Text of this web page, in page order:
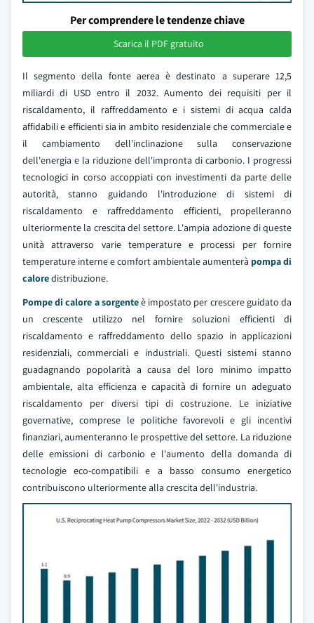
Per comprendere le tendenze chiave
Scarica il PDF gratuito
Il segmento della fonte aerea è destinato a superare 12,5
miliardi di USD entro il 2032. Aumento dei requisiti per il
riscaldamento, il raffreddamento e i sistemi di acqua calda
affidabili e efficienti sia in ambito residenziale che commerciale e
il cambiamento dell'inclinazione sulla conservazione
dell'energia e la riduzione dell'impronta di carbonio. I progressi
tecnologici in corso accoppiati con investimenti da parte delle
autorità, stanno guidando l'introduzione di sistemi di
riscaldamento e raffreddamento efficienti, propelleranno
ulteriormente la crescita del settore. L'ampia adozione di queste
unità attraverso varie temperature e processi per fornire
temperature interne e comfort ambientale aumenterà pompa di
caloredistribuzione.
Pompe di calore a sorgenteè impostato per crescere guidato da
un crescente utilizzo nel fornire soluzioni efficienti di
riscaldamento e raffreddamento dello spazio in applicazioni
residenziali, commerciali e industriali. Questi sistemi stanno
guadagnando popolarità a causa del loro minimo impatto
ambientale, alta efficienza e capacità di fornire un adeguato
riscaldamento per diversi tipi di costruzione. Le iniziative
governative, comprese le politiche favorevoli e gli incentivi
finanziari, aumenteranno le prospettive del settore. La riduzione
delle emissioni di carbonio e l'aumento della domanda di
tecnologie eco-compatibili e a basso consumo energetico
contribuiscono ulteriormente alla crescita dell'industria.